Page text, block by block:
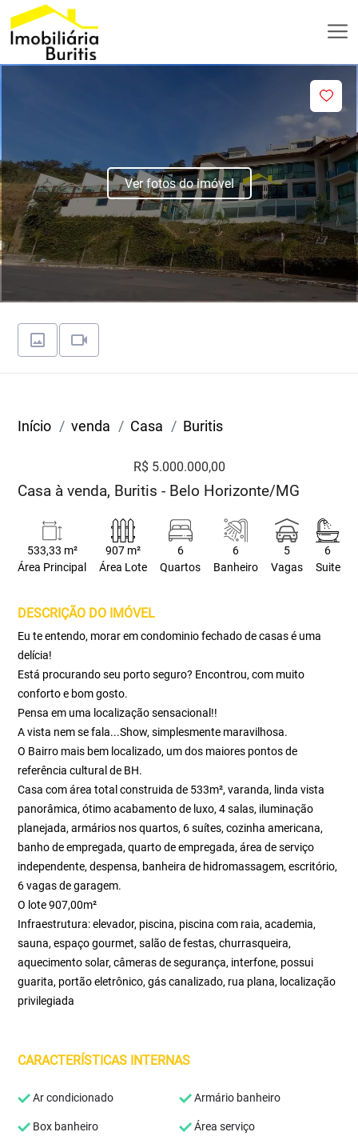
Ver fotos do imóvel
Início venda Casa Buritis
R$ 5.000.000,00
Casa à venda, Buritis - Belo Horizonte/MG
533,33 m²
Área Principal
907 m²
Área Lote
6
Quartos
6
Banheiro
5
Vagas
6
Suite
DESCRIÇÃO DO IMÓVEL
Eu te entendo, morar em condominio fechado de casas é uma
delícia!
Está procurando seu porto seguro? Encontrou, com muito
conforto e bom gosto.
Pensa em uma localização sensacional!!
A vista nem se fala...Show, simplesmente maravilhosa.
O Bairro mais bem localizado, um dos maiores pontos de
referência cultural de BH.
Casa com área total construida de 533m², varanda, linda vista
panorâmica, ótimo acabamento de luxo, 4 salas, iluminação
planejada, armários nos quartos, 6 suítes, cozinha americana,
banho de empregada, quarto de empregada, área de serviço
independente, despensa, banheira de hidromassagem, escritório,
6 vagas de garagem.
O lote 907,00m²
Infraestrutura: elevador, piscina, piscina com raia, academia,
sauna, espaço gourmet, salão de festas, churrasqueira,
aquecimento solar, câmeras de segurança, interfone, possui
guarita, portão eletrônico, gás canalizado, rua plana, localização
privilegiada
CARACTERÍSTICAS INTERNAS
Ar condicionado Armário banheiro
Box banheiro Área serviço